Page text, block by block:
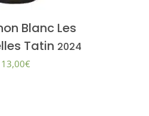
Blanc Les
Tatin 2024
13,00€